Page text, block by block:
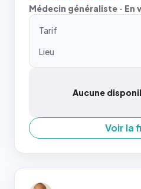
Médecin généraliste · En
Tarif
Lieu
Aucune
Voir la